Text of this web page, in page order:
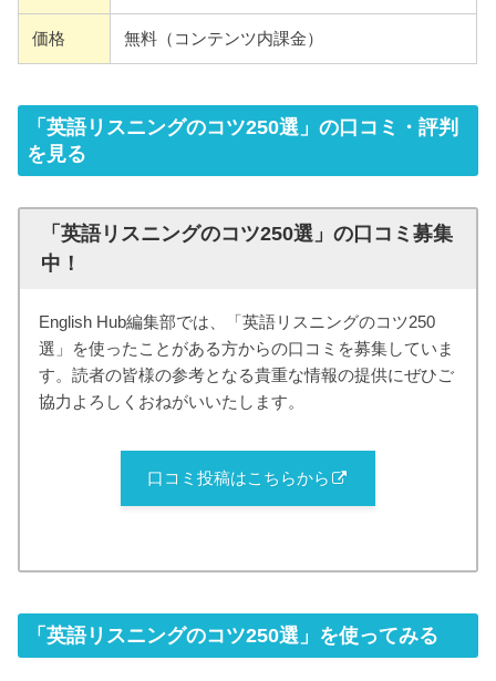
価格 無料（コンテンツ内課金）
「英語リスニングのコツ250選」の口コミ・評判
を見る
「英語リスニングのコツ250選」の口コミ募集
中！
English Hub編集部では、「英語リスニングのコツ250
選」を使ったことがある方からの口コミを募集していま
す。読者の皆様の参考となる貴重な情報の提供にぜひご
協力よろしくおねがいいたします。
口コミ投稿はこちらから
「英語リスニングのコツ250選」を使ってみる